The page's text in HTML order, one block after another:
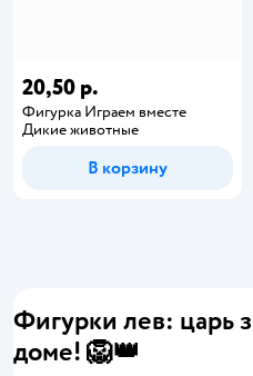
20,50 р.
Фигурка Играем вместе
Дикие животные
В корзину
Фигурки лев: царь
доме! 🦁👑